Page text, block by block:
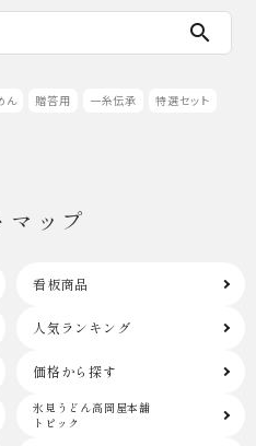
search
ん 贈答用 一糸伝承 特選セット
マップ
看板商品
人気ランキング
価格から探す
氷見うどん高岡屋本舗
トピック